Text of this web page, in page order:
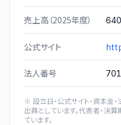
売上高（2025年度）
公式サイト
法人番号
※ 設立日・公式サイト・資本金
出典としています。代表者・決
ています。